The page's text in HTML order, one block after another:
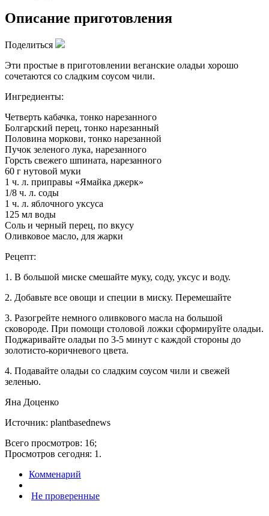
Описание приготовления
Поделиться
Эти простые в приготовлении веганские оладьи хорошо
сочетаются со сладким соусом чили.
Ингредиенты:
Четверть кабачка, тонко нарезанного
Болгарский перец, тонко нарезанный
Половина моркови, тонко нарезанной
Пучок зеленого лука, нарезанного
Горсть свежего шпината, нарезанного
60 г нутовой муки
1 ч. л. приправы «Ямайка джерк»
1/8 ч. л. соды
1 ч. л. яблочного уксуса
125 мл воды
Соль и черный перец, по вкусу
Оливковое масло, для жарки
Рецепт:
1. В большой миске смешайте муку, соду, уксус и воду.
2. Добавьте все овощи и специи в миску. Перемешайте
3. Разогрейте немного оливкового масла на большой
сковороде. При помощи столовой ложки сформируйте оладьи.
Поджаривайте оладьи по 3-5 минут с каждой стороны до
золотисто-коричневого цвета.
4. Подавайте оладьи со сладким соусом чили и свежей
зеленью.
Яна Доценко
Источник: plantbasednews
Всего просмотров: 16;
Просмотров сегодня: 1.
Комменарий
Не проверенные